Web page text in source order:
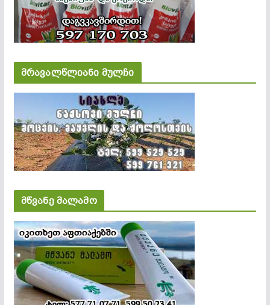
მრავალწლიანი მულჩი
მწვანე მალამო